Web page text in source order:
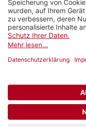
Impressum
Rechtliches
Netiquette
Newsletter